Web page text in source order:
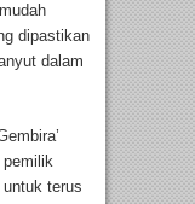
dipastikan
dalam
pemilik
terus